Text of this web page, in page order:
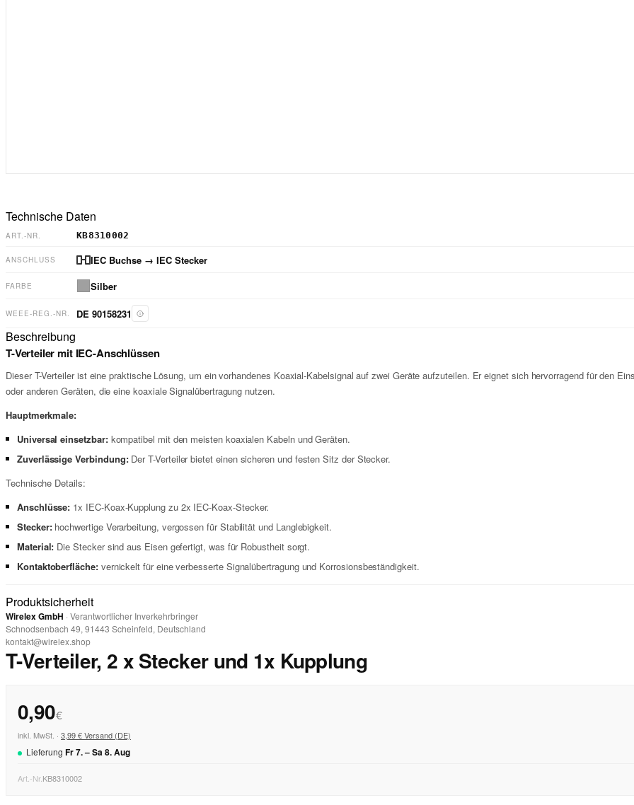
Technische Daten
ART.-NR. KB8310002
ANSCHLUSS IEC Buchse → IEC Stecker
FARBE Silber
WEEE-REG.-NR. DE 90158231
Beschreibung
T-Verteiler mit IEC-Anschlüssen
Dieser T-Verteiler ist eine praktische Lösung, um ein vorhandenes Koaxial-Kabelsignal auf zwei Geräte aufzuteilen. Er eignet sich hervorragend für den
oder anderen Geräten, die eine koaxiale Signalübertragung nutzen.
Hauptmerkmale:
Universal einsetzbar:kompatibel mit den meisten koaxialen Kabeln und Geräten.
Zuverlässige Verbindung:Der T-Verteiler bietet einen sicheren und festen Sitz der Stecker.
Technische Details:
Anschlüsse: 1x IEC-Koax-Kupplung zu 2x IEC-Koax-Stecker.
Stecker:hochwertige Verarbeitung, vergossen für Stabilität und Langlebigkeit.
Material: Die Stecker sind aus Eisen gefertigt, was für Robustheit sorgt.
Kontaktoberfläche:vernickelt für eine verbesserte Signalübertragung und Korrosionsbeständigkeit.
Produktsicherheit
Wirelex GmbH · Verantwortlicher Inverkehrbringer
Schnodsenbach 49, 91443 Scheinfeld, Deutschland
kontakt@wirelex.shop
T-Verteiler, 2 x Stecker und 1x Kupplung
0,90€
inkl. MwSt. · 3,99 € Versand (DE)
Lieferung Fr7. –Sa8.Aug
Art.-Nr.KB8310002